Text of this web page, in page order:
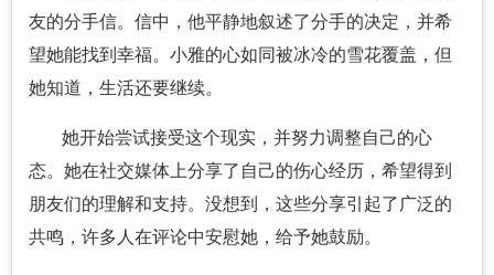
友的分手信。信中，他平静地叙述了分手的决定，并希
望她能找到幸福。小雅的心如同被冰冷的雪花覆盖，但
她知道，生活还要继续。
她开始尝试接受这个现实，并努力调整自己的心
态。她在社交媒体上分享了自己的伤心经历，希望得到
朋友们的理解和支持。没想到，这些分享引起了广泛的
共鸣，许多人在评论中安慰她，给予她鼓励。